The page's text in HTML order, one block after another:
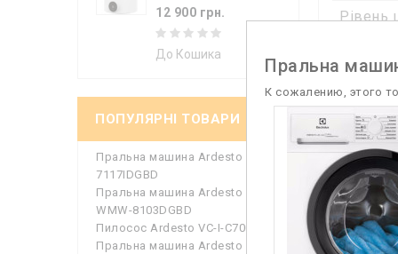
Пральна
К сожалению, этого
12 900 грн.
До Кошика
ПОПУЛЯРНІ ТОВАРИ
Пральна машина Ardesto WMS-
7117IDGBD
Пральна машина Ardesto
WMW-8103DGBD
Пилосос Ardesto VC-I-C700W
Пральна машина Ardesto
Рівень
Класи
Клас
Клас